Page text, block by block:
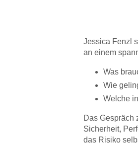
Jessica Fenzl
an einem
Was
Wie
Welche
Das Gespräch
Sicherheit,
das Risiko